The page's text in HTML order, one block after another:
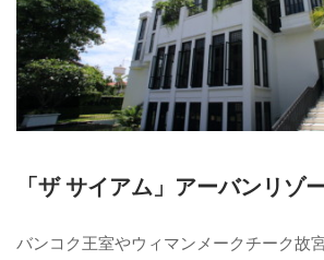
「ザ サイアム」アーバンリゾ
バンコク王室やウィマンメークチーク故